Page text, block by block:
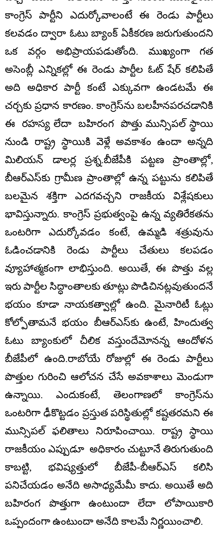
కాంగ్రెస్ పార్టీని ఎదుర్కోవాలంటే ఈ రెండు పార్టీలు
కలవడం ద్వారా ఓటు బ్యాంక్ ఏకీకరణ జరుగుతుందని
ఒక వర్గం అభిప్రాయపడుతోంది. ముఖ్యంగా గత
అసెంబ్లీ ఎన్నికల్లో ఈ రెండు పార్టీల ఓట్ షేర్ కలిపితే
అది అధికార పార్టీ కంటే ఎక్కువగా ఉండటమే ఈ
చర్చకు ప్రధాన కారణం. కాంగ్రెస్‌ను బలహీనపరచడానికి
ఈ రహస్య లేదా బహిరంగ పొత్తు మున్సిపల్ స్థాయి
నుండి రాష్ట్ర స్థాయికి వెళ్లే అవకాశం ఉందా అన్నది
మిలియన్ డాలర్ల ప్రశ్న.బీజేపీకి పట్టణ ప్రాంతాల్లో,
బీఆర్ఎస్‌కు గ్రామీణ ప్రాంతాల్లో ఉన్న పట్టును కలిపితే
బలమైన శక్తిగా ఎదగవచ్చని రాజకీయ విశ్లేషకులు
భావిస్తున్నారు. కాంగ్రెస్ ప్రభుత్వంపై ఉన్న వ్యతిరేకతను
ఒంటరిగా ఎదుర్కోవడం కంటే, ఉమ్మడి శత్రువును
ఓడించడానికి రెండు పార్టీలు చేతులు కలపడం
వ్యూహాత్మకంగా లాభిస్తుంది. అయితే, ఈ పొత్తు వల్ల
ఇరు పార్టీల సిద్ధాంతాలకు తూట్లు పొడిచినట్లవుతుందనే
భయం కూడా నాయకత్వాల్లో ఉంది. మైనారిటీ ఓట్లు
కోల్పోతామనే భయం బీఆర్ఎస్‌కు ఉంటే, హిందుత్వ
ఓటు బ్యాంకులో చీలిక వస్తుందేమోనన్న ఆందోళన
బీజేపీలో ఉంది.రాబోయే రోజుల్లో ఈ రెండు పార్టీలు
పొత్తుల గురించి ఆలోచన చేసే అవకాశాలు మెండుగా
ఉన్నాయి. ఎందుకంటే, తెలంగాణలో కాంగ్రెస్‌ను
ఒంటరిగా ఢీకొట్టడం ప్రస్తుత పరిస్థితుల్లో కష్టతరమని ఈ
మున్సిపల్ ఫలితాలు నిరూపించాయి. రాష్ట్ర స్థాయి
రాజకీయం ఎప్పుడూ అధికారం చుట్టూనే తిరుగుతుంది
కాబట్టి, భవిష్యత్తులో బీజేపీ-బీఆర్ఎస్ కలిసి
పనిచేయడం అనేది అసాధ్యమేమీ కాదు. అయితే అది
బహిరంగ పొత్తుగా ఉంటుందా లేదా లోపాయికారి
ఒప్పందంగా ఉంటుందా అనేది కాలమే నిర్ణయించాలి.